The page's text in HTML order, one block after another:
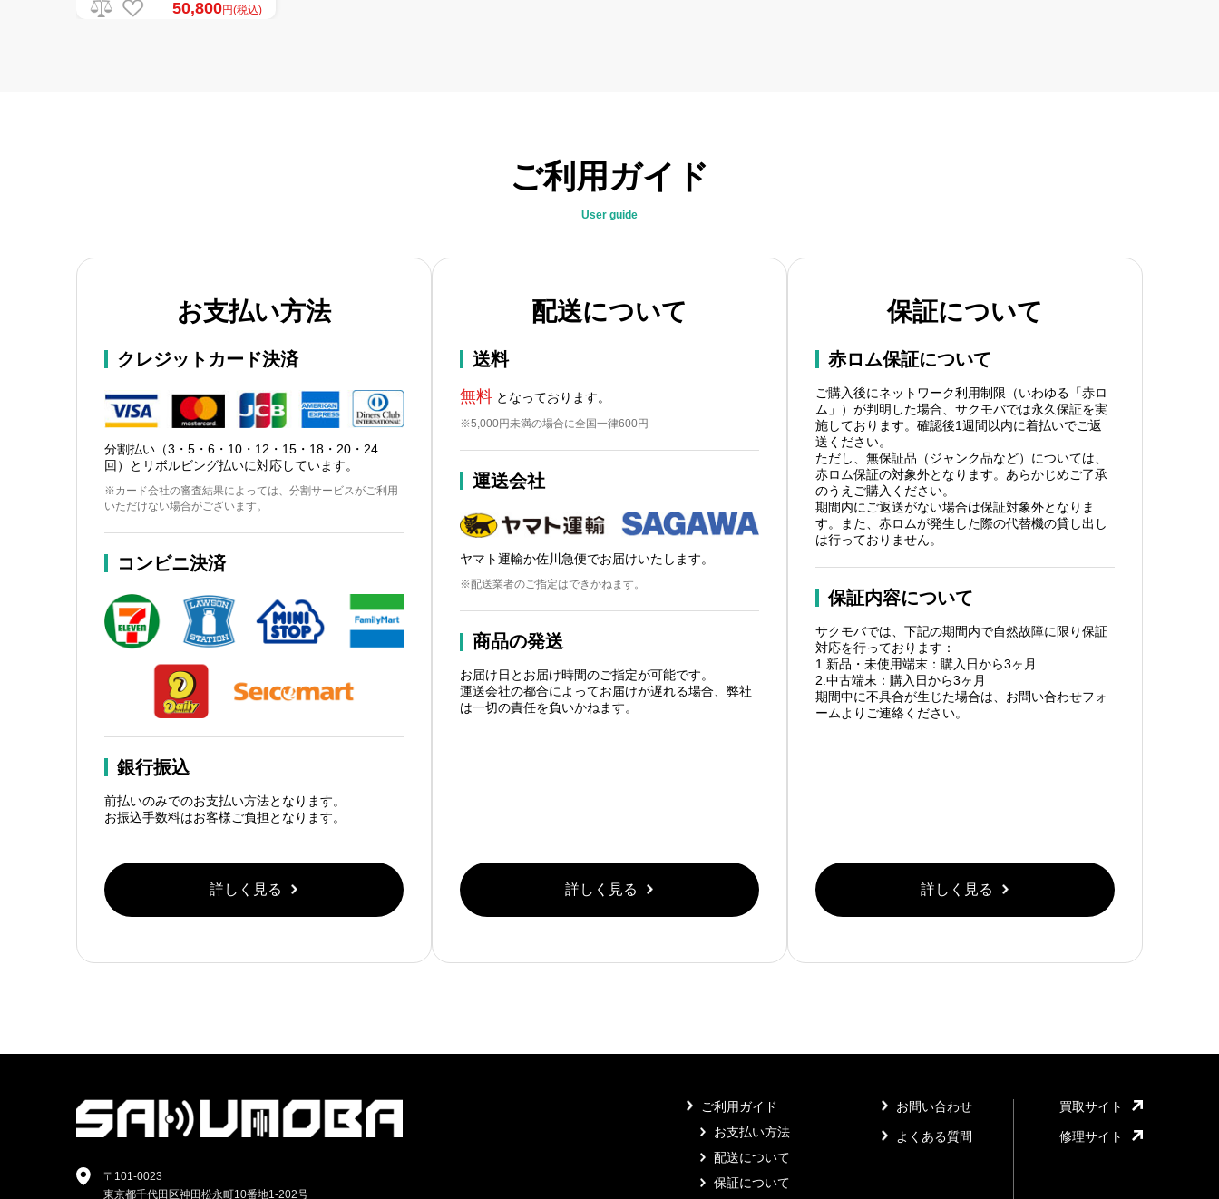
50,800円(税込)
ご利用ガイド
User guide
お支払い方法
クレジットカード決済
分割払い（3・5・6・10・12・15・18・20・24
回）とリボルビング払いに対応しています。
※カード会社の審査結果によっては、分割サービスがご利用
いただけない場合がございます。
コンビニ決済
銀行振込
前払いのみでのお支払い方法となります。
お振込手数料はお客様ご負担となります。
詳しく見る
配送について
送料
無料となっております。
※5,000円未満の場合に全国一律600円
運送会社
ヤマト運輸か佐川急便でお届けいたします。
※配送業者のご指定はできかねます。
商品の発送
お届け日とお届け時間のご指定が可能です。
運送会社の都合によってお届けが遅れる場合、弊社
は一切の責任を負いかねます。
詳しく見る
保証について
赤ロム保証について
ご購入後にネットワーク利用制限（いわゆる「赤ロ
ム」）が判明した場合、サクモバでは永久保証を実
施しております。確認後1週間以内に着払いでご返
送ください。
ただし、無保証品（ジャンク品など）については、
赤ロム保証の対象外となります。あらかじめご了承
のうえご購入ください。
期間内にご返送がない場合は保証対象外となりま
す。また、赤ロムが発生した際の代替機の貸し出し
は行っておりません。
保証内容について
サクモバでは、下記の期間内で自然故障に限り保証
対応を行っております：
1.新品・未使用端末：購入日から3ヶ月
2.中古端末：購入日から3ヶ月
期間中に不具合が生じた場合は、お問い合わせフォ
ームよりご連絡ください。
詳しく見る
〒101-0023
東京都千代田区神田松永町10番地1-202号
ご利用ガイド
お支払い方法
配送について
保証について
お問い合わせ
よくある質問
買取サイト
修理サイト